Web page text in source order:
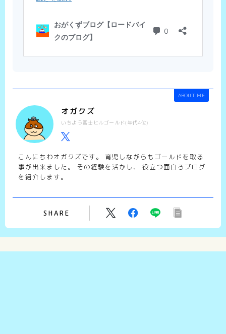
ABOUT ME
オガクズ
いちよう富士ヒルゴールド(年代4位)
こんにちわオガクズです。 育児しながらもゴールドを取る
事が出来ました。 その経験を活かし、 役立つ面白ろブログ
を紹介します。
SHARE